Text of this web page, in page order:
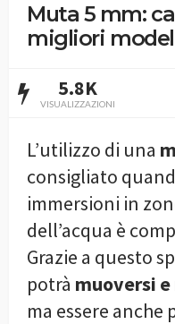
Muta 5 mm:
migliori
5.8K
VISUALIZZAZIONI
L’utilizzo di una
consigliato
immersioni in
dell’acqua è
Grazie a questo
potrà muoversi
ma essere anche